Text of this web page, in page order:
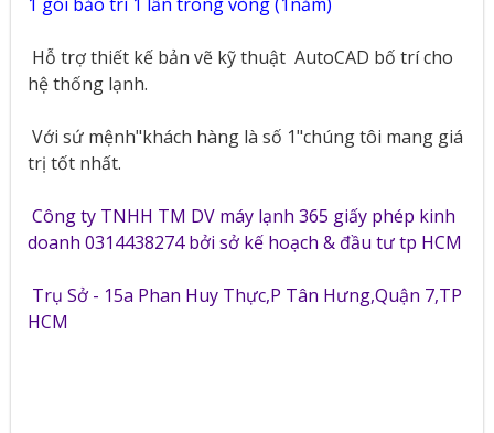
Hỗ trợ thiết kế bản vẽ kỹ thuật AutoCAD bố trí cho
hệ thống lạnh.
Với sứ mệnh"khách hàng là số 1"chúng tôi mang giá
trị tốt nhất.
Công ty TNHH TM DV máy lạnh 365 giấy phép kinh
doanh 0314438274 bởi sở kế hoạch & đầu tư tp HCM
Trụ Sở - 15a Phan Huy Thực,P Tân Hưng,Quận 7,TP
HCM